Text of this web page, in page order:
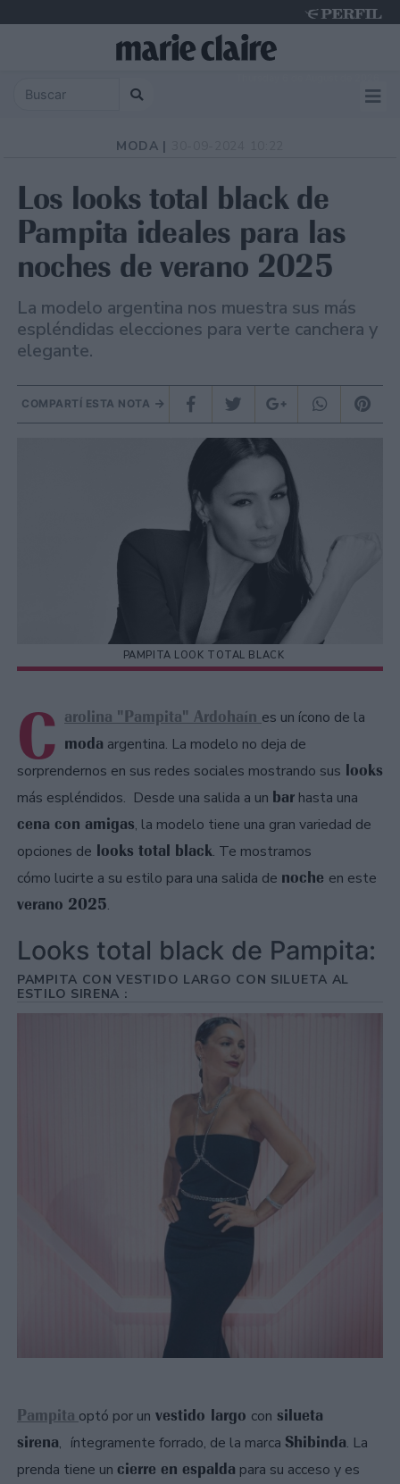
MODA |
Los looks total black de
Pampita ideales para las
noches de verano 2025
La modelo argentina nos muestra sus más
espléndidas elecciones para verte canchera y
elegante.
COMPARTÍ ESTA NOTA
PAMPITA LOOK TOTAL BLACK
C arolina "Pampita" Ardohaín es un ícono de la
moda argentina. La modelo no deja de
sorprendernos en sus redes sociales mostrando sus looks
más espléndidos. Desde una salida a un bar hasta una
cena con amigas, la modelo tiene una gran variedad de
opciones de looks total black. Te mostramos
cómo lucirte a su estilo para una salida de noche en este
verano 2025.
Looks total black de Pampita:
PAMPITA CON VESTIDO LARGO CON SILUETA AL
ESTILO SIRENA :
Pampita optó por un vestido largo con silueta
sirena, íntegramente forrado, de la marca Shibinda. La
prenda tiene un cierre en espalda para su acceso y es